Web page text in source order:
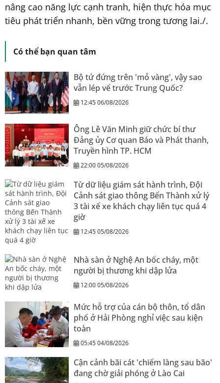
nâng cao năng lực cạnh tranh, hiện thực hóa mục
tiêu phát triển nhanh, bền vững trong tương lai./.
Có thể bạn quan tâm
Bộ tứ đứng trên 'mỏ vàng', vậy sao
vẫn lép vế trước Trung Quốc?
12:45 06/08/2026
Ông Lê Văn Minh giữ chức bí thư
Đảng ủy Cơ quan Báo và Phát thanh,
Truyền hình TP. HCM
22:00 05/08/2026
Từ dữ liệu giám sát hành trình, Đội
Cảnh sát giao thông Bến Thành xử lý
3 tài xế xe khách chạy liên tục quá 4
giờ
12:45 05/08/2026
Nhà sàn ở Nghệ An bốc cháy, một
người bị thương khi dập lửa
12:00 05/08/2026
Mức hỗ trợ của cán bộ thôn, tổ dân
phố ở Hải Phòng nghỉ việc sau kiện
toàn
05:45 04/08/2026
Cận cảnh bãi cát 'chiếm làng sau bão'
đang chờ giải phóng ở Lào Cai